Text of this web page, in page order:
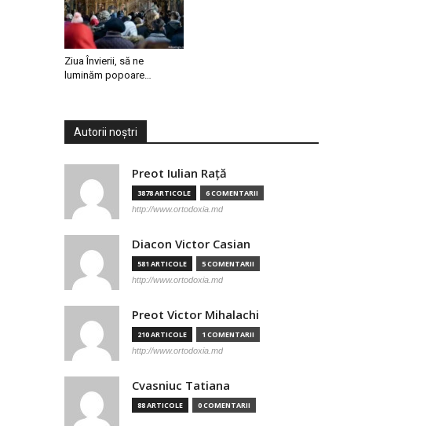
Ziua Învierii, să ne
luminăm popoare…
Autorii noștri
Preot Iulian Raţă
3878 ARTICOLE 6 COMENTARII
http://www.ortodoxia.md
Diacon Victor Casian
581 ARTICOLE 5 COMENTARII
http://www.ortodoxia.md
Preot Victor Mihalachi
210 ARTICOLE 1 COMENTARII
http://www.ortodoxia.md
Cvasniuc Tatiana
88 ARTICOLE 0 COMENTARII